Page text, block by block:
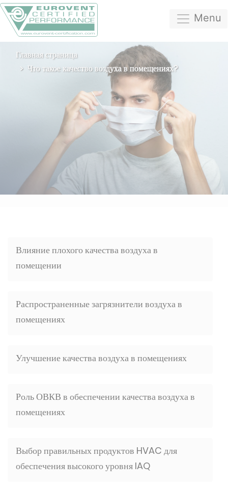
Menu
Главная страница
Что такое качество воздуха в помещениях?
Влияние плохого качества воздуха в
помещении
Распространенные загрязнители воздуха в
помещениях
Улучшение качества воздуха в помещениях
Роль ОВКВ в обеспечении качества воздуха в
помещениях
Выбор правильных продуктов HVAC для
обеспечения высокого уровня IAQ